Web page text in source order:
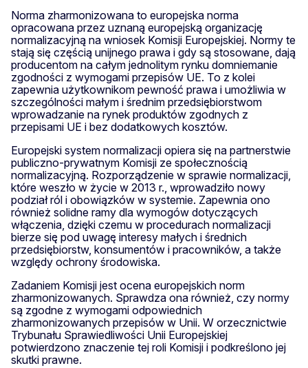
Norma zharmonizowana to europejska norma
opracowana przez uznaną europejską organizację
normalizacyjną na wniosek Komisji Europejskiej. Normy te
stają się częścią unijnego prawa i gdy są stosowane, dają
producentom na całym jednolitym rynku domniemanie
zgodności z wymogami przepisów UE. To z kolei
zapewnia użytkownikom pewność prawa i umożliwia w
szczególności małym i średnim przedsiębiorstwom
wprowadzanie na rynek produktów zgodnych z
przepisami UE i bez dodatkowych kosztów.
Europejski system normalizacji opiera się na partnerstwie
publiczno-prywatnym Komisji ze społecznością
normalizacyjną. Rozporządzenie w sprawie normalizacji,
które weszło w życie w 2013 r., wprowadziło nowy
podział ról i obowiązków w systemie. Zapewnia ono
również solidne ramy dla wymogów dotyczących
włączenia, dzięki czemu w procedurach normalizacji
bierze się pod uwagę interesy małych i średnich
przedsiębiorstw, konsumentów i pracowników, a także
względy ochrony środowiska.
Zadaniem Komisji jest ocena europejskich norm
zharmonizowanych. Sprawdza ona również, czy normy
są zgodne z wymogami odpowiednich
zharmonizowanych przepisów w Unii. W orzecznictwie
Trybunału Sprawiedliwości Unii Europejskiej
potwierdzono znaczenie tej roli Komisji i podkreślono jej
skutki prawne.